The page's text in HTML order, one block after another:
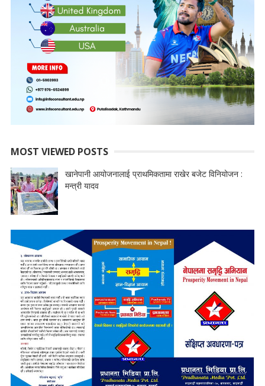
MOST VIEWED POSTS
खानेपानी आयोजनालाई प्राथमिकतामा राखेर बजेट विनियोजन :
मन्त्री यादव